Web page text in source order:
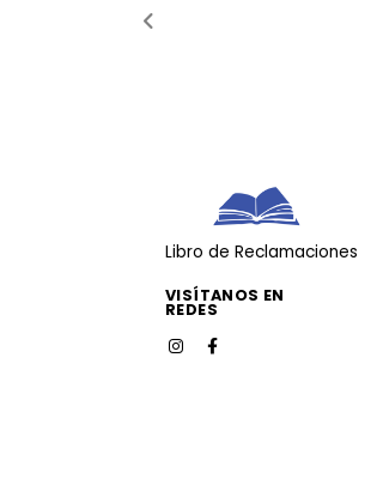
Libro de Reclamaciones
VISÍTANOS EN
REDES